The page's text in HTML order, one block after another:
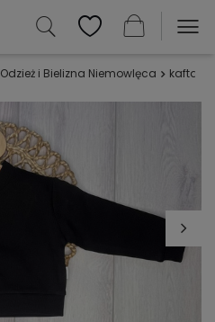
Odzież i Bielizna Niemowlęca